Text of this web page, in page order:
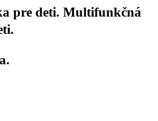
pre deti. Multifunkčná